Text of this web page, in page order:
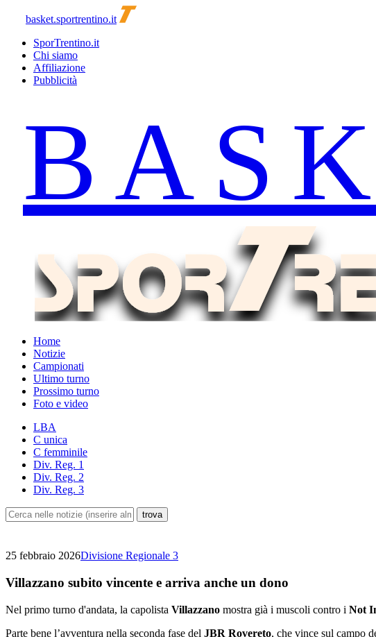
basket.sportrentino.it
SporTrentino.it
Chi siamo
Affiliazione
Pubblicità
Home
Notizie
Campionati
Ultimo turno
Prossimo turno
Foto e video
LBA
C unica
C femminile
Div. Reg. 1
Div. Reg. 2
Div. Reg. 3
25 febbraio 2026Divisione Regionale 3
Villazzano subito vincente e arriva anche un dono
Nel primo turno d'andata, la capolista Villazzano mostra già i muscoli contro i Not
Parte bene l’avventura nella seconda fase del JBR Rovereto, che vince sul campo